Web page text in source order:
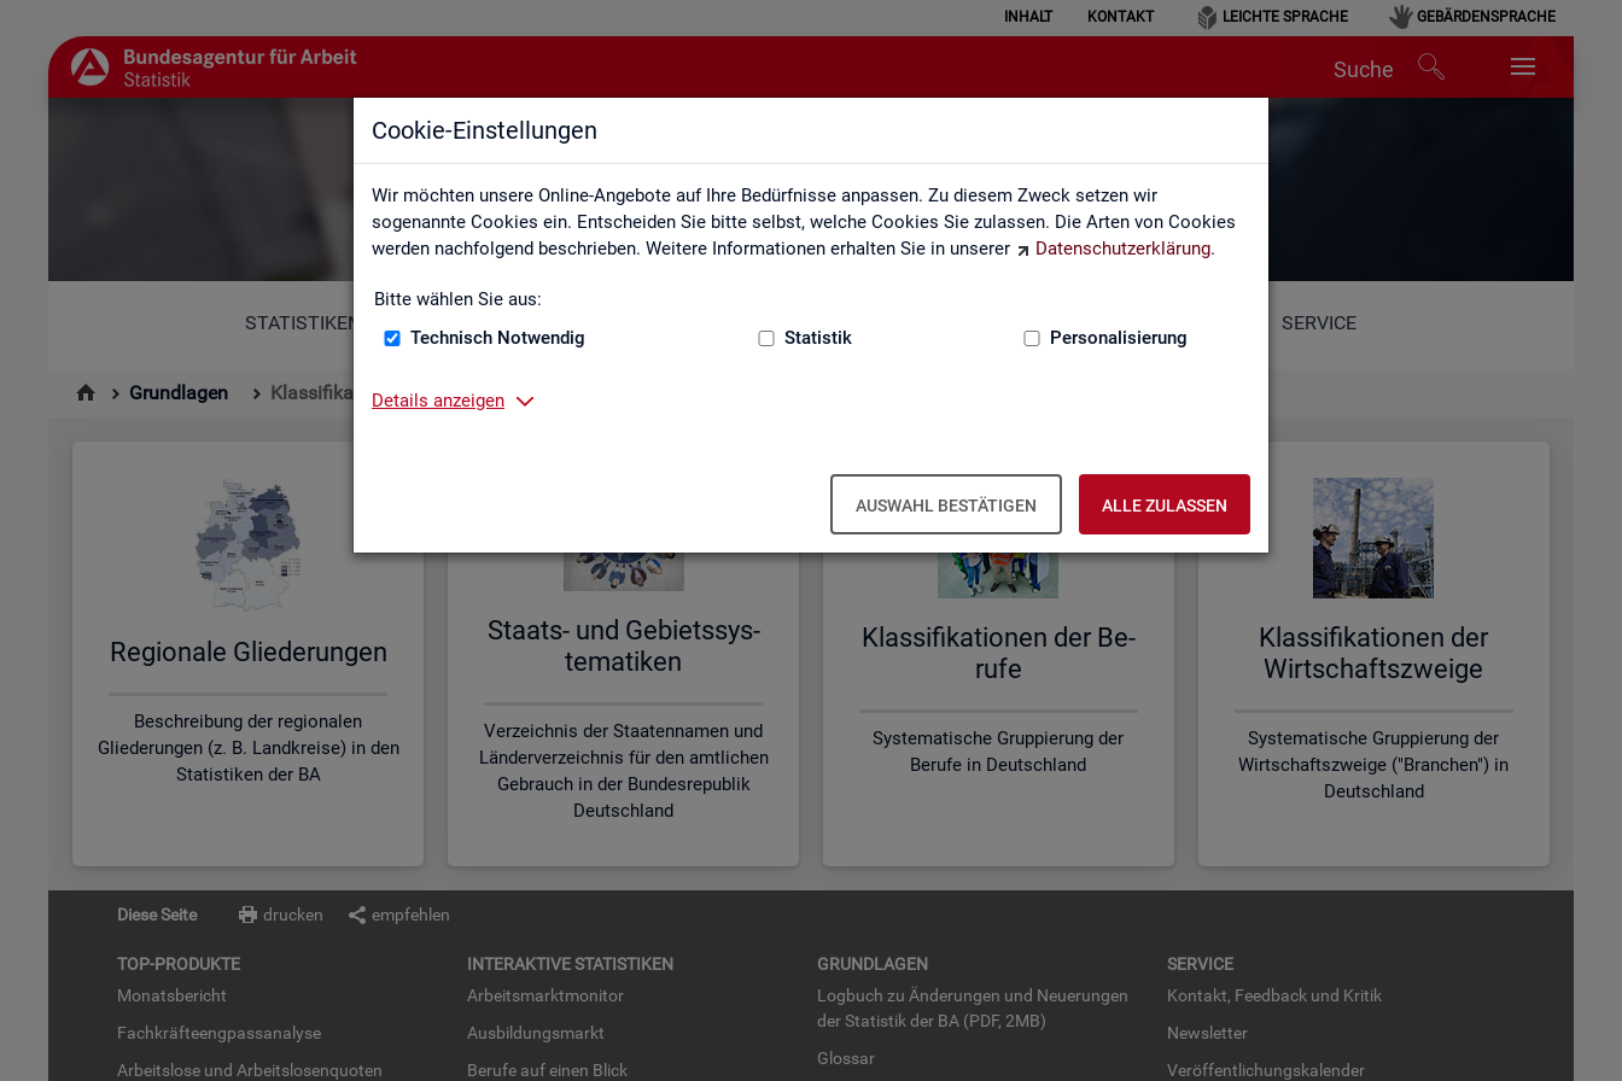
Cookie-Einstellungen
Wir möchten unsere Online-Angebote auf Ihre Bedürfnisse anpassen. Zu diesem Zweck setzen wir
sogenannte Cookies ein. Entscheiden Sie bitte selbst, welche Cookies Sie zulassen. Die Arten von Cookies
werden nachfolgend beschrieben. Weitere Informationen erhalten Sie in unserer
Datenschutzerklärung.
Bitte wählen Sie aus:
Technisch Notwendig
Statistik Personalisierung
Details anzeigen
AUSWAHL BESTÄTIGEN ALLE ZULASSEN
INHALT KONTAKT LEICHTE SPRACHE GEBÄRDENSPRACHE
Suche
Klassifikationen
STATISTIKEN SERVICE
Grundlagen Klassifikationen
Re­gio­na­le Glie­de­run­gen
Beschreibung der regionalen
Gliederungen (z. B. Landkreise) in den
Statistiken der BA
Staats- und Ge­biets­sys­
te­ma­ti­ken
Verzeichnis der Staatennamen und
Länderverzeichnis für den amtlichen
Gebrauch in der Bundesrepublik
Deutschland
Klas­si­fi­ka­tio­nen der Be­
ru­fe
Systematische Gruppierung der
Berufe in Deutschland
Klas­si­fi­ka­tio­nen der
Wirt­schafts­zwei­ge
Systematische Gruppierung der
Wirtschaftszweige ("Branchen") in
Deutschland
Diese Seite drucken empfehlen
TOP-PRO­DUK­TE
Mo­nats­be­richt
Fach­kräf­te­eng­pass­ana­ly­se
Ar­beits­lo­se und Ar­beits­lo­sen­quo­ten
IN­TER­AK­TI­VE STA­TIS­TI­KEN
Ar­beits­markt­mo­ni­tor
Aus­bil­dungs­markt
Be­ru­fe auf einen Blick
GRUND­LA­GEN
Log­buch zu Än­de­run­gen und Neue­run­gen
der Sta­tis­tik der BA (PDF, 2MB)
Glos­sar
SER­VICE
Kon­takt, Feed­back und Kri­tik
News­let­ter
Ver­öf­fent­li­chungs­ka­len­der